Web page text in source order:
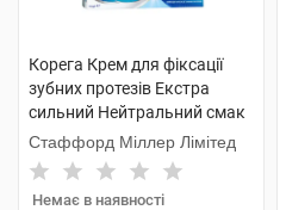
Корега Крем для фіксації
зубних протезів Екстра
сильний Нейтральний смак
40 мл 1 туба
Стаффорд Міллер Лімітед
Немає в наявності